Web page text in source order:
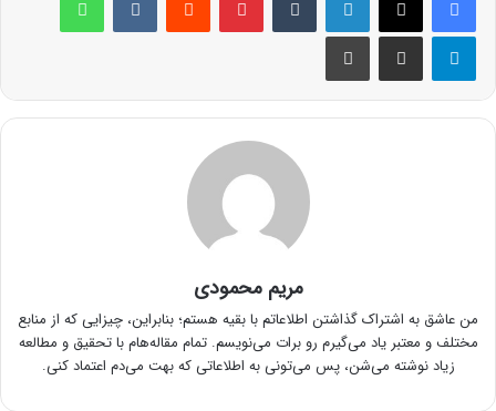
تلگرام اشتراک گذاری از طریق ایمیل چاپ
مریم محمودی
من عاشق به اشتراک گذاشتن اطلاعاتم با بقیه هستم؛ بنابراین، چیزایی که از منابع
مختلف و معتبر یاد می‌گیرم رو برات می‌نویسم. تمام مقاله‌هام با تحقیق و مطالعه
زیاد نوشته می‌شن، پس می‌تونی به اطلاعاتی که بهت می‌دم اعتماد کنی.